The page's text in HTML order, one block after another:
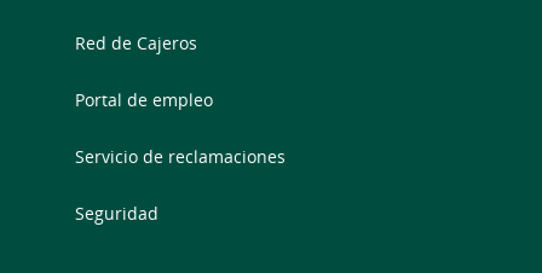
Red de Cajeros
Portal de empleo
Servicio de reclamaciones
Seguridad